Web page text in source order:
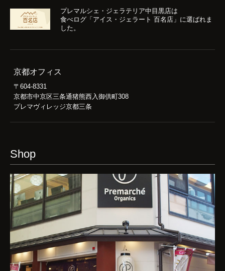
プレマルシェ・ジェラテリア中目黒店は
食べログ「アイス・ジェラート 百名店」に選ばれま
した。
京都オフィス
〒604-8331
京都市中京区三条通猪熊西入御供町308
プレマヴィレッジ京都三条
Shop